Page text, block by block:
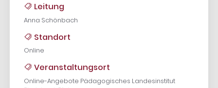
Leitung
Anna Schönbach
Standort
Online
Veranstaltungsort
Online-Angebote Pädagogisches Landesinstitut